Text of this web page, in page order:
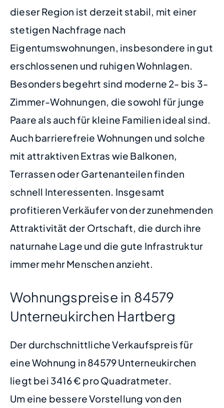
dieser Region ist derzeit stabil, mit einer
stetigen Nachfrage nach
Eigentumswohnungen, insbesondere in gut
erschlossenen und ruhigen Wohnlagen.
Besonders begehrt sind moderne 2- bis 3-
Zimmer-Wohnungen, die sowohl für junge
Paare als auch für kleine Familien ideal sind.
Auch barrierefreie Wohnungen und solche
mit attraktiven Extras wie Balkonen,
Terrassen oder Gartenanteilen finden
schnell Interessenten. Insgesamt
profitieren Verkäufer von der zunehmenden
Attraktivität der Ortschaft, die durch ihre
naturnahe Lage und die gute Infrastruktur
immer mehr Menschen anzieht.
Wohnungspreise in 84579
Unterneukirchen Hartberg
Der durchschnittliche Verkaufspreis für
eine Wohnung in 84579 Unterneukirchen
liegt bei 3416 € pro Quadratmeter.
Um eine bessere Vorstellung von den